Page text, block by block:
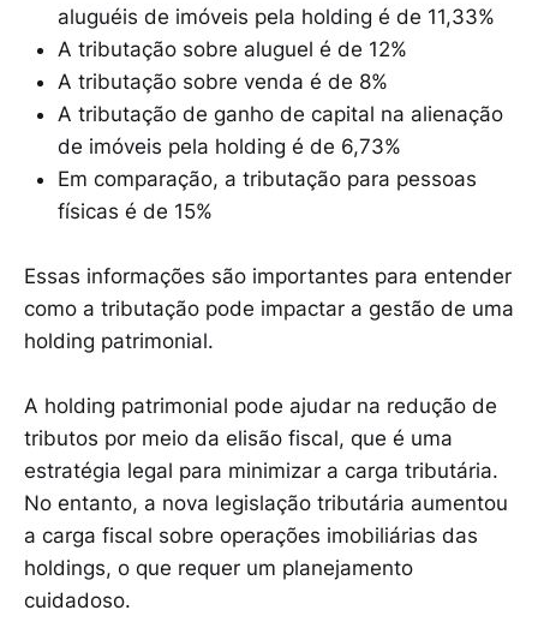
aluguéis de imóveis pela holding é de 11,33%
A tributação sobre aluguel é de 12%
A tributação sobre venda é de 8%
A tributação de ganho de capital na alienação
de imóveis pela holding é de 6,73%
Em comparação, a tributação para pessoas
físicas é de 15%
Essas informações são importantes para entender
como a tributação pode impactar a gestão de uma
holding patrimonial.
A holding patrimonial pode ajudar na redução de
tributos por meio da elisão fiscal, que é uma
estratégia legal para minimizar a carga tributária.
No entanto, a nova legislação tributária aumentou
a carga fiscal sobre operações imobiliárias das
holdings, o que requer um planejamento
cuidadoso.